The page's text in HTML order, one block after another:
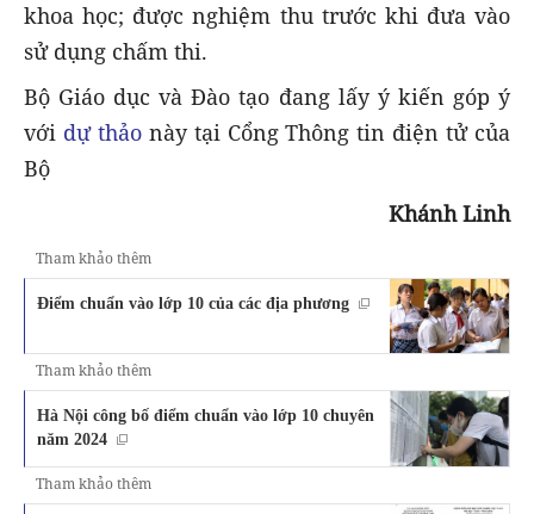
khoa học; được nghiệm thu trước khi đưa vào
sử dụng chấm thi.
Bộ Giáo dục và Đào tạo đang lấy ý kiến góp ý
với dự thảonày tại Cổng Thông tin điện tử của
Bộ
Khánh Linh
Tham khảo thêm
Điểm chuẩn vào lớp 10 của các địa phương
Tham khảo thêm
Hà Nội công bố điểm chuẩn vào lớp 10 chuyên
năm 2024
Tham khảo thêm